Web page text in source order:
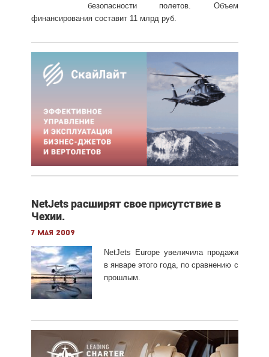
безопасности полетов. Объем
финансирования составит 11 млрд руб.
NetJets расширят свое присутствие в
Чехии.
7 мая 2009
NetJets Europe увеличила продажи
в январе этого года, по сравнению с
прошлым.